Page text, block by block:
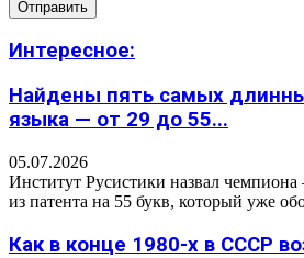
Интересное:
Найдены пять самых
языка — от 29 до 55...
05.07.2026
Институт Русистики назвал
из патента на 55 букв, который уже
Как в конце 1980-х в СССР